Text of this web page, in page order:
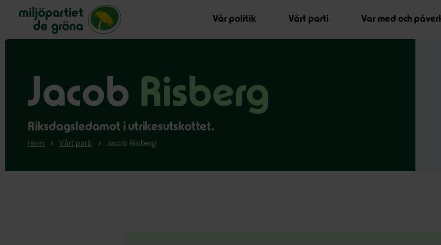
Miljöpartiet de gröna, startsida
Vår politik
Vårt parti Var med och
Jacob Risberg
Riksdagsledamot i utrikesutskottet.
Hem Vårt parti Jacob Risberg